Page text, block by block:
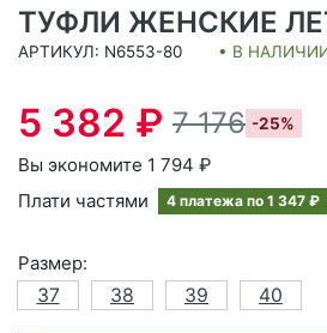
ТУФЛИ ЖЕНСКИЕ
АРТИКУЛ: N6553-80 • В
5 382 ₽ 7 176 -25%
Вы экономите 1 794 ₽
Плати частями
4 платежа по 1 347 ₽
Размер:
37
38 39 40